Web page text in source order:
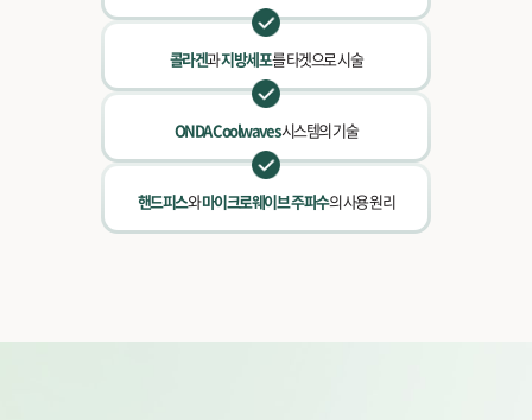
콜라겐과지방세포를 타겟으로 시술
ONDA Coolwaves시스템의 기술
핸드피스와마이크로웨이브 주파수의 사용 원리